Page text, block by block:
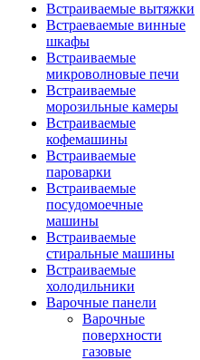
Встраиваемые вытяжки
Встраеваемые винные
шкафы
Встраиваемые
микроволновые печи
Встраиваемые
морозильные камеры
Встраиваемые
кофемашины
Встраиваемые
пароварки
Встраиваемые
посудомоечные
машины
Встраиваемые
стиральные машины
Встраиваемые
холодильники
Варочные панели
Варочные
поверхности
газовые